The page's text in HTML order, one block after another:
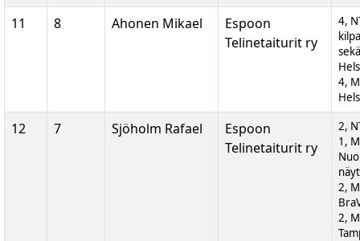
11 8 Ahonen Mikael
Espoon
Telinetaiturit ry
4,
4,
12 7 Sjöholm Rafael
Espoon
Telinetaiturit ry
2,
1,
2,
2,